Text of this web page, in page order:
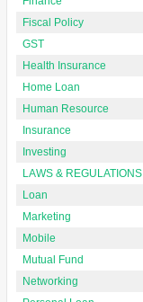
Fiscal Policy
GST
Health Insurance
Home Loan
Human Resource
Insurance
Investing
LAWS & REGULATIONS
Loan
Marketing
Mobile
Mutual Fund
Networking